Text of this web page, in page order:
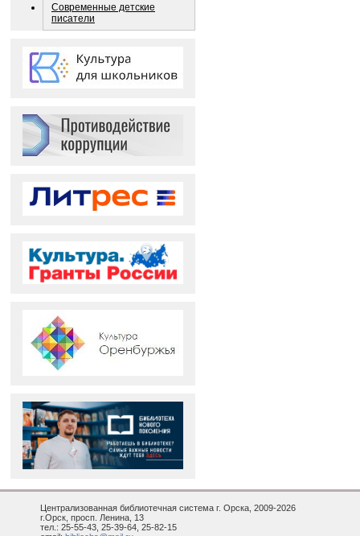
Современные детские
писатели
Централизованная библиотечная система г. Орска, 2009-2026
г.Орск, просп. Ленина, 13
тел.: 25-55-43, 25-39-64, 25-82-15